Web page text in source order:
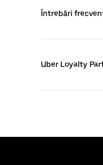
Întrebări
Uber Loyalty